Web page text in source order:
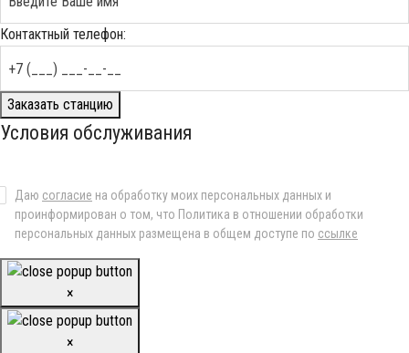
Контактный телефон:
Заказать станцию
Условия обслуживания
Даю согласие на обработку моих персональных данных и
проинформирован о том, что Политика в отношении обработки
персональных данных размещена в общем доступе по ссылке
×
×